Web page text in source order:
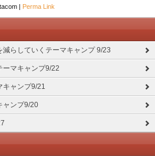
| Perma Link
らしていくテーマキャンプ 9/23
ーマキャンプ9/22
キャンプ9/21
ャンプ9/20